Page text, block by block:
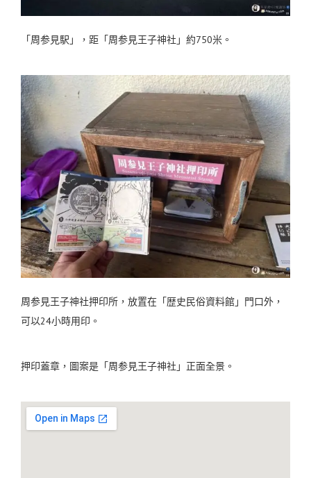
「周参見駅」，距「周参見王子神社」約750米。
周参見王子神社押印所，放置在「歴史民俗資料館」門口外，
可以24小時用印。
押印蓋章，圖案是「周参見王子神社」正面全景。